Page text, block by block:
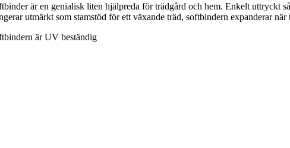
är en genialisk liten hjälpreda för trädgård och hem. Enkelt uttryckt
utmärkt som stamstöd för ett växande träd, softbindern expanderar
är UV beständig